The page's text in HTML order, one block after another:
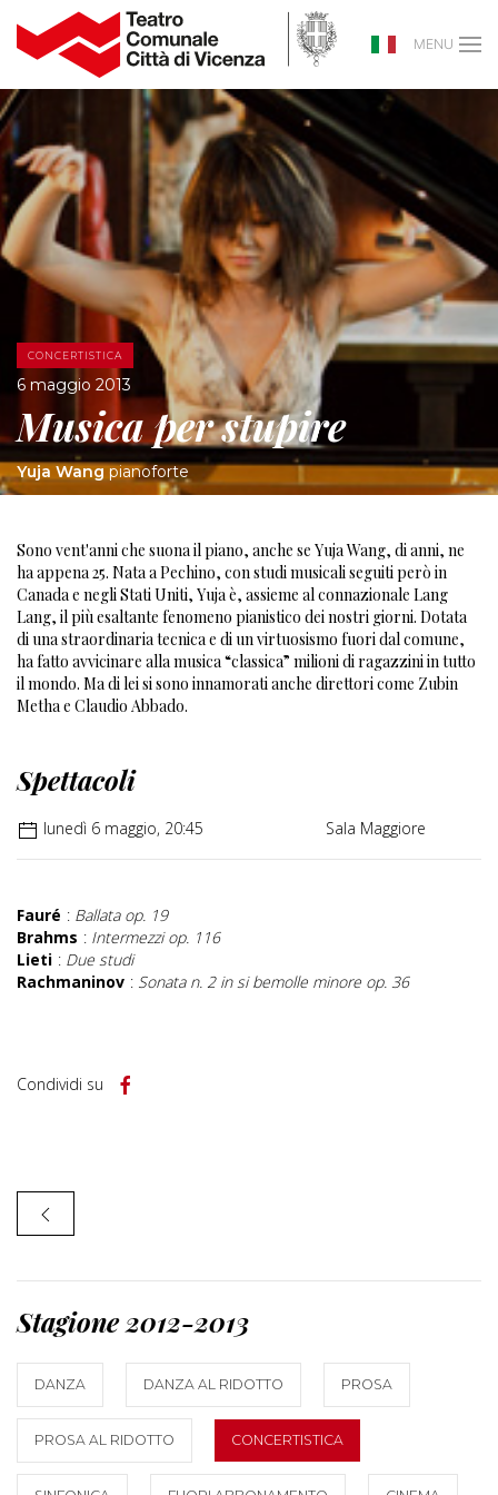
MENU
CONCERTISTICA
6 maggio 2013
Musica per stupire
Yuja Wang pianoforte
Sono vent'anni che suona il piano, anche se Yuja Wang, di anni, ne
ha appena 25. Nata a Pechino, con studi musicali seguiti però in
Canada e negli Stati Uniti, Yuja è, assieme al connazionale Lang
Lang, il più esaltante fenomeno pianistico dei nostri giorni. Dotata
di una straordinaria tecnica e di un virtuosismo fuori dal comune,
ha fatto avvicinare alla musica “classica” milioni di ragazzini in tutto
il mondo. Ma di lei si sono innamorati anche direttori come Zubin
Metha e Claudio Abbado.
Spettacoli
lunedì 6 maggio, 20:45 Sala Maggiore
Fauré : Ballata op. 19
Brahms : Intermezzi op. 116
Lieti : Due studi
Rachmaninov : Sonata n. 2 in si bemolle minore op. 36
Condividi su
Stagione 2012-2013
DANZA DANZA AL RIDOTTO PROSA
PROSA AL RIDOTTO CONCERTISTICA